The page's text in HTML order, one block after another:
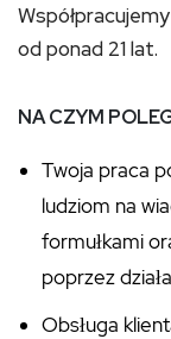
od ponad 21 lat.
NA CZYM
Twoja praca
ludziom na
formułkami
poprzez
Obsługa